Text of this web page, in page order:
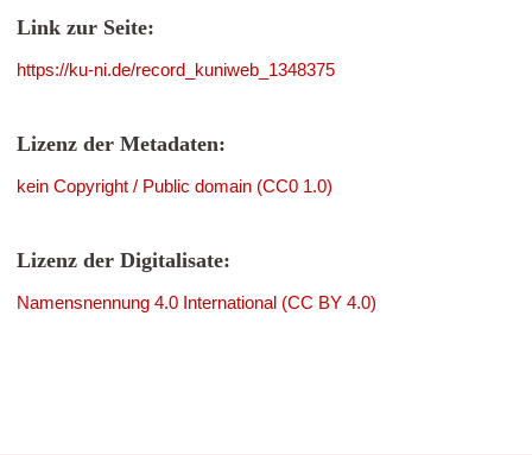
Link zur Seite:
https://ku-ni.de/record_kuniweb_1348375
Lizenz der Metadaten:
kein Copyright / Public domain (CC0 1.0)
Lizenz der Digitalisate:
Namensnennung 4.0 International (CC BY 4.0)